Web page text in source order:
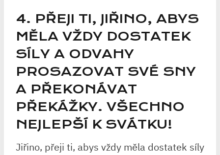
4. PŘEJI TI, JIŘINO, ABYS
MĚLA VŽDY DOSTATEK
SÍLY A ODVAHY
PROSAZOVAT SVÉ SNY
A PŘEKONÁVAT
PŘEKÁŽKY. VŠECHNO
NEJLEPŠÍ K SVÁTKU!
Jiřino, přeji ti, abys vždy měla dostatek síly